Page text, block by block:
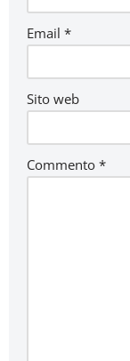
Email *
Sito web
Commento *